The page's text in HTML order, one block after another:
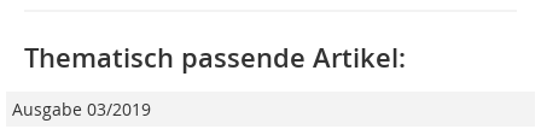
Thematisch passende Artikel:
Ausgabe 03/2019